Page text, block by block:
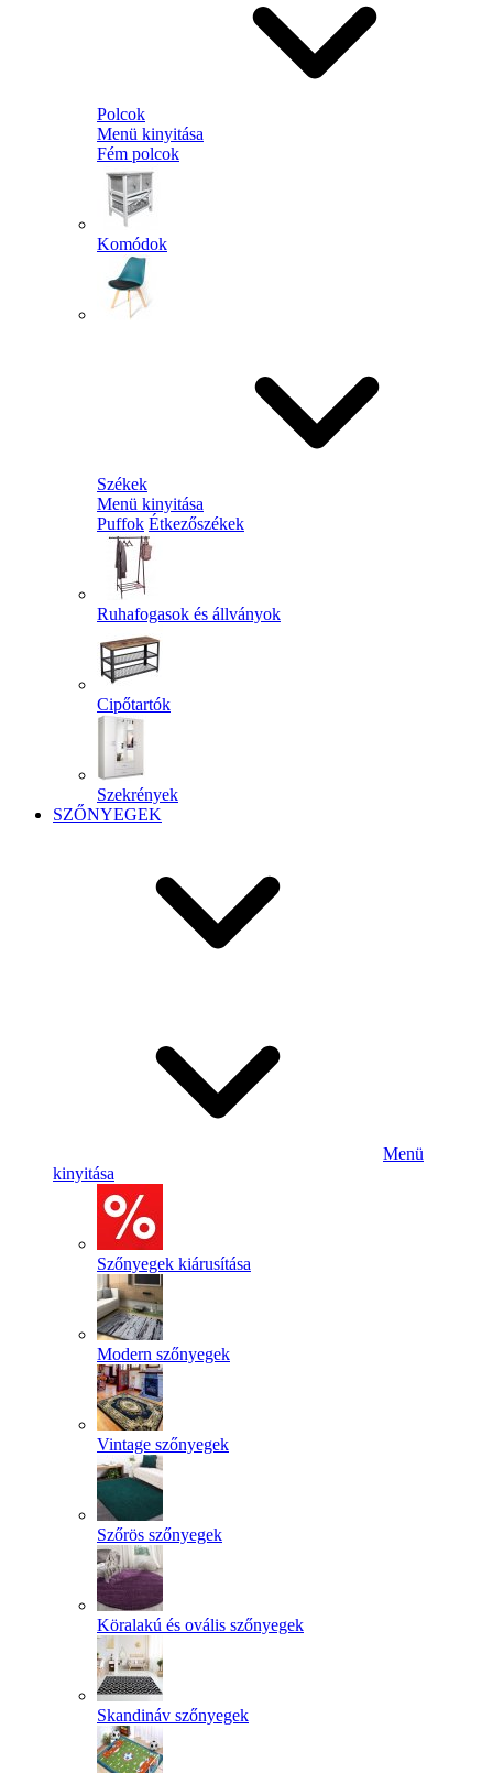
Polcok
Menü kinyitása
Fém polcok
Komódok
Székek
Menü kinyitása
Puffok Étkezőszékek
Ruhafogasok és állványok
Cipőtartók
Szekrények
SZŐNYEGEK
Menü
kinyitása
Szőnyegek kiárusítása
Modern szőnyegek
Vintage szőnyegek
Szőrös szőnyegek
Köralakú és ovális szőnyegek
Skandináv szőnyegek